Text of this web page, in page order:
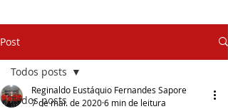
Post
Todos posts
Todos posts
Reginaldo Eustáquio Fernandes Sapore
7 de mai. de 20206 min de leitura